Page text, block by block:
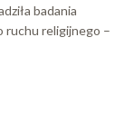
badania
ruchu religijnego –